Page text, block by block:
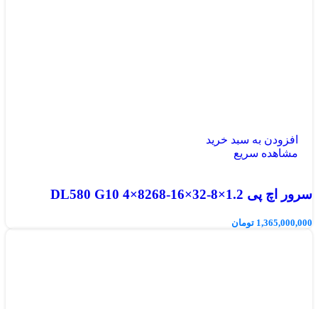
افزودن به سبد خرید
مشاهده سریع
سرور اچ پی DL580 G10 4×8268-16×32-8×1.2
1,365,000,000 تومان